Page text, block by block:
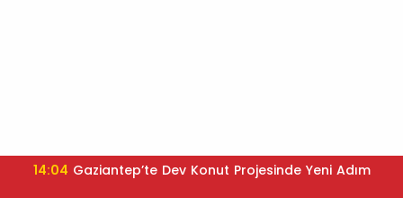
14:04 Gaziantep’te Dev Konut Projesinde Yeni Adım